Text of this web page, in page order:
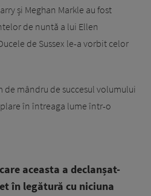
și Meghan Markle au fost
de nuntă a lui Ellen
de Sussex le-a vorbit celor
de mândru de succesul volumului
în întreaga lume într-o
aceasta a declanșat-
în legătură cu niciuna